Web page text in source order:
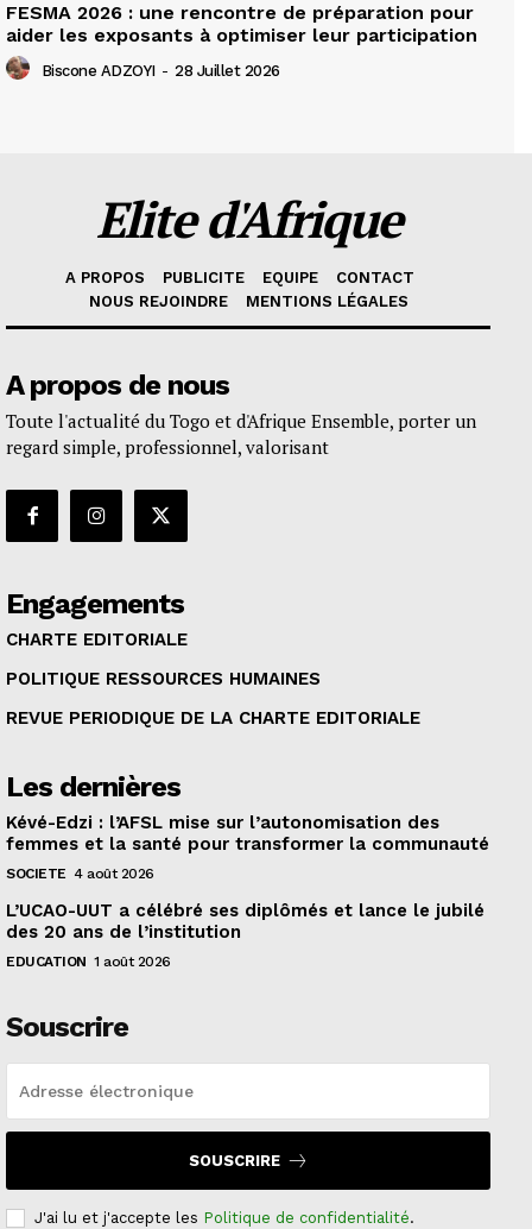
FESMA 2026 : une rencontre de préparation pour
aider les exposants à optimiser leur participation
Biscone ADZOYI - 28 Juillet 2026
Elite d'Afrique
A PROPOS PUBLICITE EQUIPE
CONTACT
NOUS REJOINDRE
MENTIONS LÉGALES
A propos de nous
Toute l'actualité du Togo et d'Afrique Ensemble, porter un
regard simple, professionnel, valorisant
Engagements
CHARTE EDITORIALE
POLITIQUE RESSOURCES HUMAINES
REVUE PERIODIQUE DE LA CHARTE EDITORIALE
Les dernières
Kévé-Edzi : l’AFSL mise sur l’autonomisation des
femmes et la santé pour transformer la communauté
SOCIETE 4 août 2026
L’UCAO-UUT a célébré ses diplômés et lance le jubilé
des 20 ans de l’institution
EDUCATION 1 août 2026
Souscrire
SOUSCRIRE
J'ai lu et j'accepte les Politique de confidentialité.